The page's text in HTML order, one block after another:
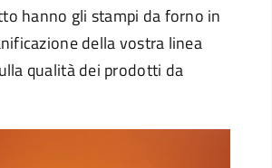
hanno gli stampi da forno in
della vostra linea
qualità dei prodotti da